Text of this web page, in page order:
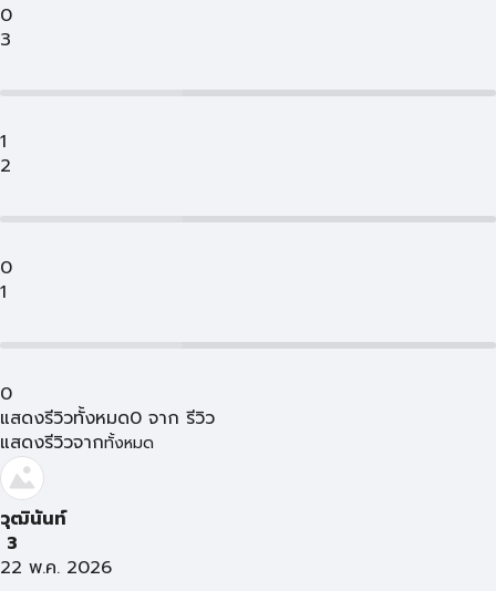
0
3
1
2
0
1
0
แสดงรีวิวทั้งหมด0 จาก รีวิว
แสดงรีวิวจากทั้งหมด
วุฒินันท์
3
22 พ.ค. 2026